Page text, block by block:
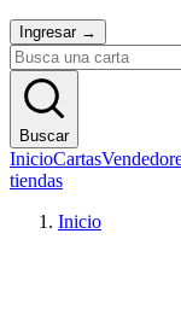
Ingresar →
Buscar
InicioCartas
tiendas
Inicio